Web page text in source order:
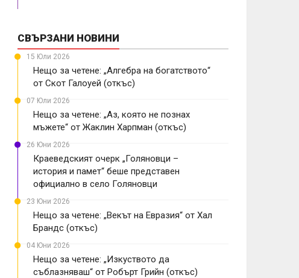
СВЪРЗАНИ НОВИНИ
15 Юли 2026
Нещо за четене: „Алгебра на богатството“
от Скот Галоуей (откъс)
07 Юли 2026
Нещо за четене: „Аз, която не познах
мъжете“ от Жаклин Харпман (откъс)
26 Юни 2026
Краеведският очерк „Голяновци –
история и памет“ беше представен
официално в село Голяновци
23 Юни 2026
Нещо за четене: „Векът на Евразия“ от Хал
Брандс (откъс)
04 Юни 2026
Нещо за четене: „Изкуството да
съблазняваш“ от Робърт Грийн (откъс)